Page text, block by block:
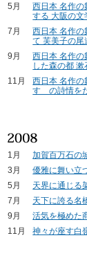
5月
西日本 名作
する 大阪の文
7月
西日本 名作の
て 芙美子の尾
9月
西日本 名作
した森の都
11月
西日本 名作の
すゞの詩情を
1月
加賀百万石の
3月
優雅に舞い立
5月
天界に通じる
7月
天下に誇る名
9月
活気を極めた
11月
神々が座す白